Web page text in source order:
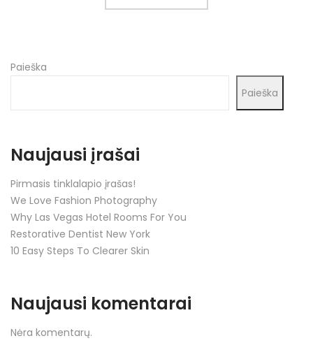
Paieška
Paieška
Naujausi įrašai
Pirmasis tinklalapio įrašas!
We Love Fashion Photography
Why Las Vegas Hotel Rooms For You
Restorative Dentist New York
10 Easy Steps To Clearer Skin
Naujausi komentarai
Nėra komentarų.